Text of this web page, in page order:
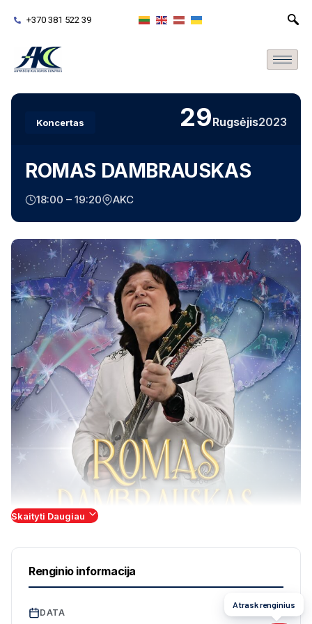
+370 381 522 39
Koncertas 29Rugsėjis2023
ROMAS DAMBRAUSKAS
18:00 – 19:20 AKC
Skaityti Daugiau
Renginio informacija
DATA
Atrask renginius